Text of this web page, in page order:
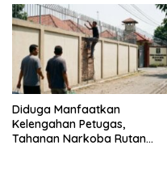
Diduga Manfaatkan
Kelengahan Petugas,
Tahanan Narkoba Rutan